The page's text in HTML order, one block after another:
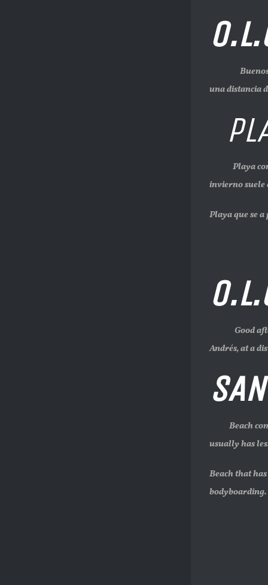
Buenos
una distancia
Playa
invierno suele
Playa que se
Good
Andrés, at a
Beach
usually has
Beach that
bodyboarding.